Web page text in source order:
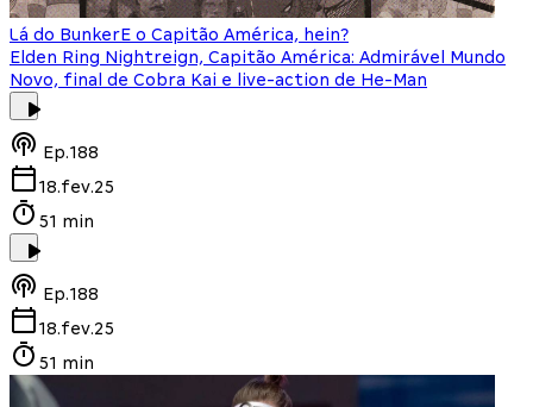
Lá do BunkerE o Capitão América, hein?
Elden Ring Nightreign, Capitão América: Admirável Mundo
Novo, final de Cobra Kai e live-action de He-Man
Ep.188
18.fev.25
51 min
Ep.188
18.fev.25
51 min